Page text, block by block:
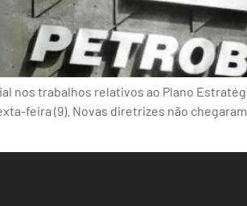
nos trabalhos relativos ao Plano
feira (9). Novas diretrizes não